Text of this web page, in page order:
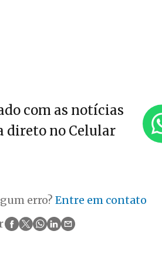
com as notícias
direto no Celular
erro? Entre em contato